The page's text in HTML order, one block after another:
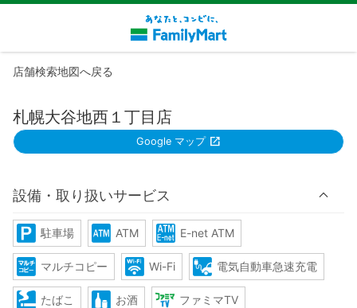
店舗検索地図へ戻る
札幌大谷地西１丁目店
Google マップ
設備・取り扱いサービス
駐車場 ATM E-net ATM
マルチコピー Wi-Fi 電気自動車急速充電
たばこ お酒 ファミマTV